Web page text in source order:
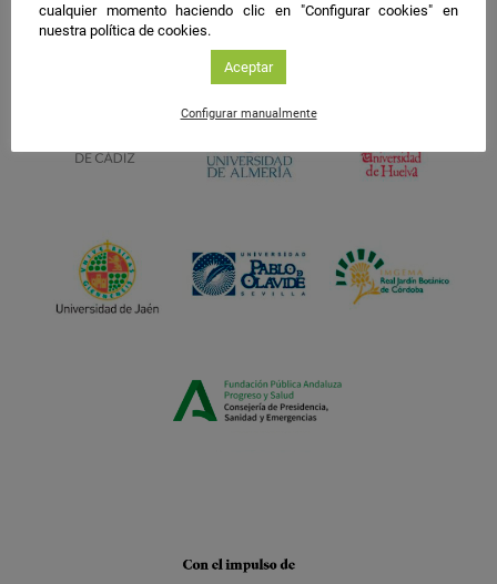
cualquier momento haciendo clic en "Configurar cookies" en
nuestra política de cookies.
Aceptar
Configurar manualmente